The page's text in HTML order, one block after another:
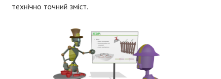
технічно точний зміст.